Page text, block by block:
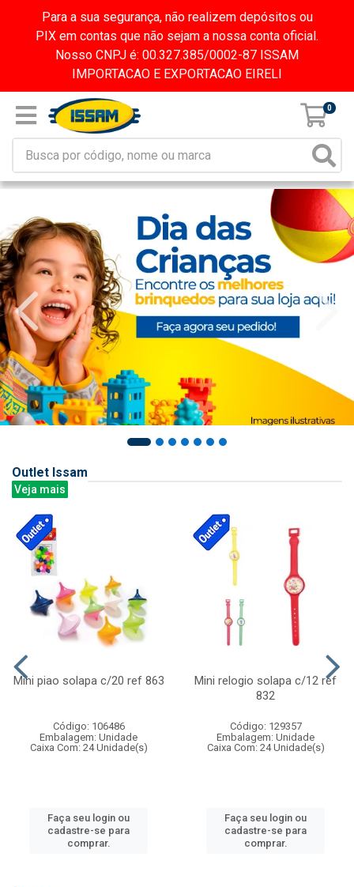
Para a sua segurança, não realizem depósitos ou
PIX em contas que não sejam a nossa conta oficial.
Nosso CNPJ é: 00.327.385/0002-87 ISSAM
IMPORTACAO E EXPORTACAO EIRELI
0
Outlet Issam
Veja mais
Mini piao solapa c/20 ref 863
Código: 106486
Embalagem: Unidade
Caixa Com: 24 Unidade(s)
Faça seu login ou
cadastre-se para
comprar.
Mini relogio solapa c/12 ref
832
Código: 129357
Embalagem: Unidade
Caixa Com: 24 Unidade(s)
Faça seu login ou
cadastre-se para
comprar.